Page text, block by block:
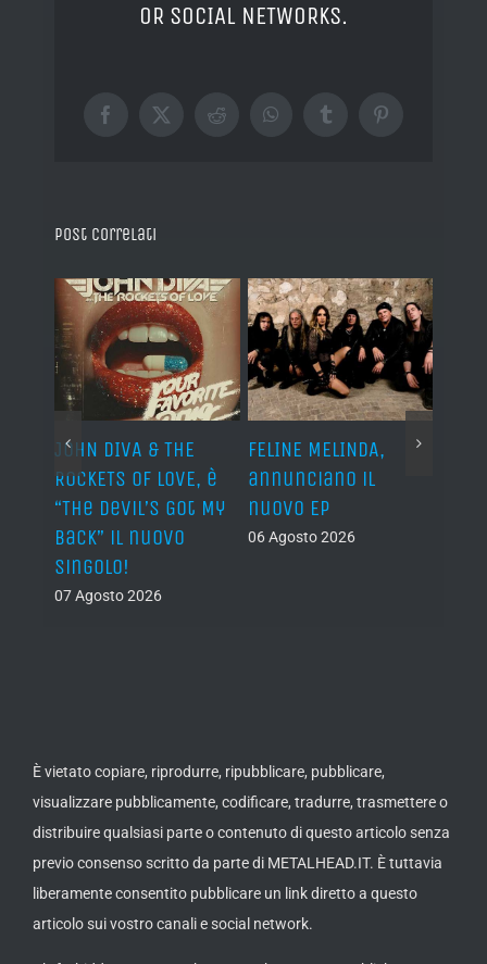
OR SOCIAL NETWORKS.
Facebook
X RedditWhatsAppTumblrPinterest
Post correlati
JOHN DIVA & THE
ROCKETS OF LOVE, è
“The Devil’s Got My
Back” il nuovo
singolo!
07 Agosto 2026
FELINE MELINDA,
annunciano il
nuovo EP
06 Agosto 2026
È vietato copiare, riprodurre, ripubblicare, pubblicare,
visualizzare pubblicamente, codificare, tradurre, trasmettere o
distribuire qualsiasi parte o contenuto di questo articolo senza
previo consenso scritto da parte di METALHEAD.IT. È tuttavia
liberamente consentito pubblicare un link diretto a questo
articolo sui vostro canali e social network.